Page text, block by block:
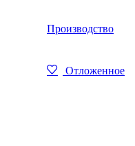
Производство
Отложенное